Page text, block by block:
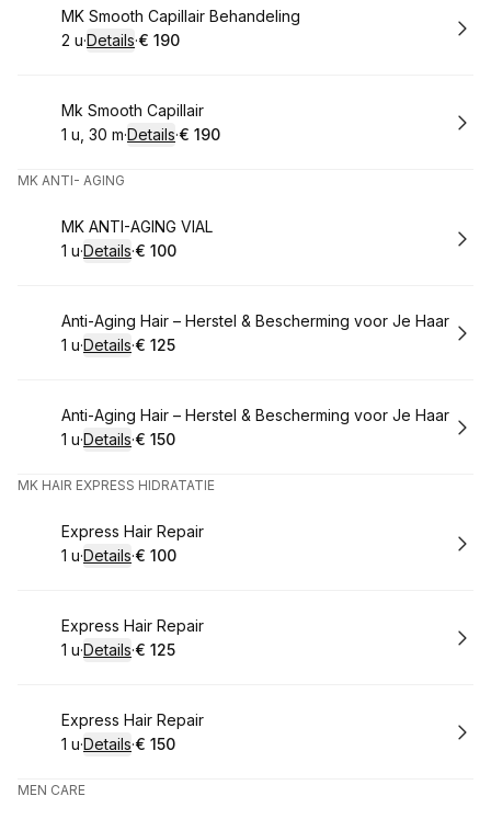
Boek MK Smooth Capillair Behandeling
. Duur:
2 u·Details·
.Prijs:
€ 190
Boek
Mk Smooth Capillair
. Duur:
1 u, 30 m·Details·
.Prijs:
€ 190
MK ANTI- AGING
Boek
MK ANTI-AGING VIAL
. Duur:
1 u·Details·
.Prijs:
€ 100
Boek
Anti-Aging Hair – Herstel & Bescherming voor Je Haar
. Duur:
1 u·Details·
.Prijs:
€ 125
Boek
Anti-Aging Hair – Herstel & Bescherming voor Je Haar
. Duur:
1 u·Details·
.Prijs:
€ 150
MK HAIR EXPRESS HIDRATATIE
Boek
Express Hair Repair
. Duur:
1 u·Details·
.Prijs:
€ 100
Boek
Express Hair Repair
. Duur:
1 u·Details·
.Prijs:
€ 125
Boek
Express Hair Repair
. Duur:
1 u·Details·
.Prijs:
€ 150
MEN CARE